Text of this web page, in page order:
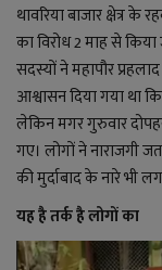
थावरिया बाजार क्षेत्र के
का विरोध 2 माह से
सदस्यों ने महापौर
आश्वासन दिया गया था
लेकिन मगर गुरुवार
गए। लोगों ने नाराजगी
की मुर्दाबाद के नारे भी
यह है तर्क है लोगों का